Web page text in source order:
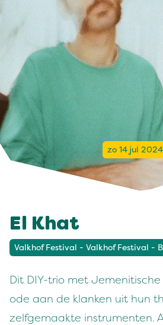
zo 14 jul 2024
El Khat
Valkhof Festival - Valkhof Festival -
Dit DIY-trio met
ode aan de klanken uit hun
zelfgemaakte instrumenten.